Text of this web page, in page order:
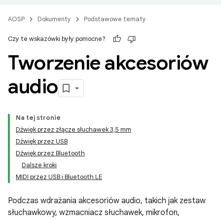
AOSP Dokumenty Podstawowe tematy
Czy te wskazówki były pomocne?
Tworzenie akcesoriów
audio
Na tej stronie
Dźwięk przez złącze słuchawek 3,5 mm
Dźwięk przez USB
Dźwięk przez Bluetooth
Dalsze kroki
MIDI przez USB i Bluetooth LE
Podczas wdrażania akcesoriów audio, takich jak zestaw
słuchawkowy, wzmacniacz słuchawek, mikrofon,